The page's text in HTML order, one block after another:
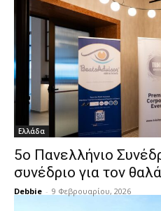
Ελλάδα
5ο Πανελλήνιο
συνέδριο για τον
Debbie - 9 Φεβρουαρίου, 2026